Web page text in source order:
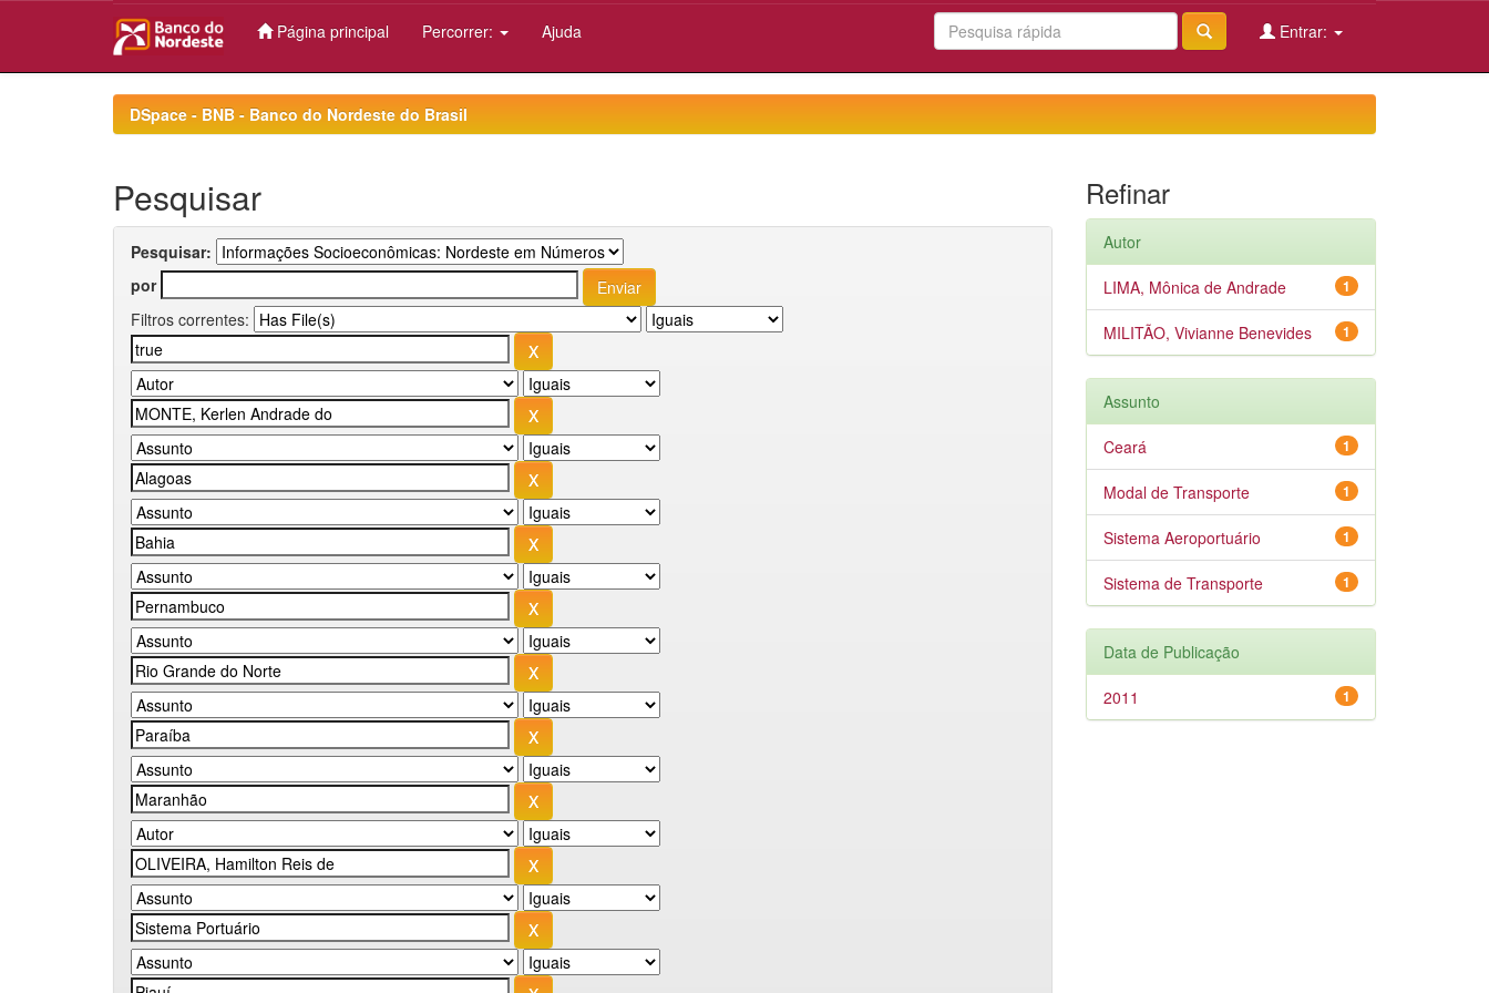
Página principal Percorrer: Ajuda Entrar:
DSpace - BNB - Banco do Nordeste do Brasil
Pesquisar
Pesquisar:
por
Filtros correntes:
Refinar
Autor
1
LIMA, Mônica de Andrade
1
MILITÃO, Vivianne Benevides
Assunto
1
Ceará
1
Modal de Transporte
1
Sistema Aeroportuário
1
Sistema de Transporte
Data de Publicação
1
2011